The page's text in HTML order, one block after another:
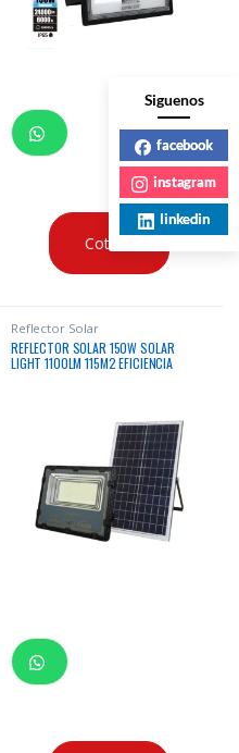
Cotizar
Reflector Solar
REFLECTOR SOLAR 150W SOLAR
LIGHT 1100LM 115M2 EFICIENCIA
Siguenos
facebook
instagram
linkedin